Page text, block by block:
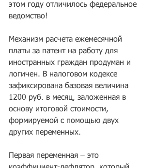
этом году отличилось федеральное
ведомство!
Механизм расчета ежемесячной
платы за патент на работу для
иностранных граждан продуман и
логичен. В налоговом кодексе
зафиксирована базовая величина
1200 руб. в месяц, заложенная в
основу итоговой стоимости,
формируемой с помощью двух
других переменных.
Первая переменная – это